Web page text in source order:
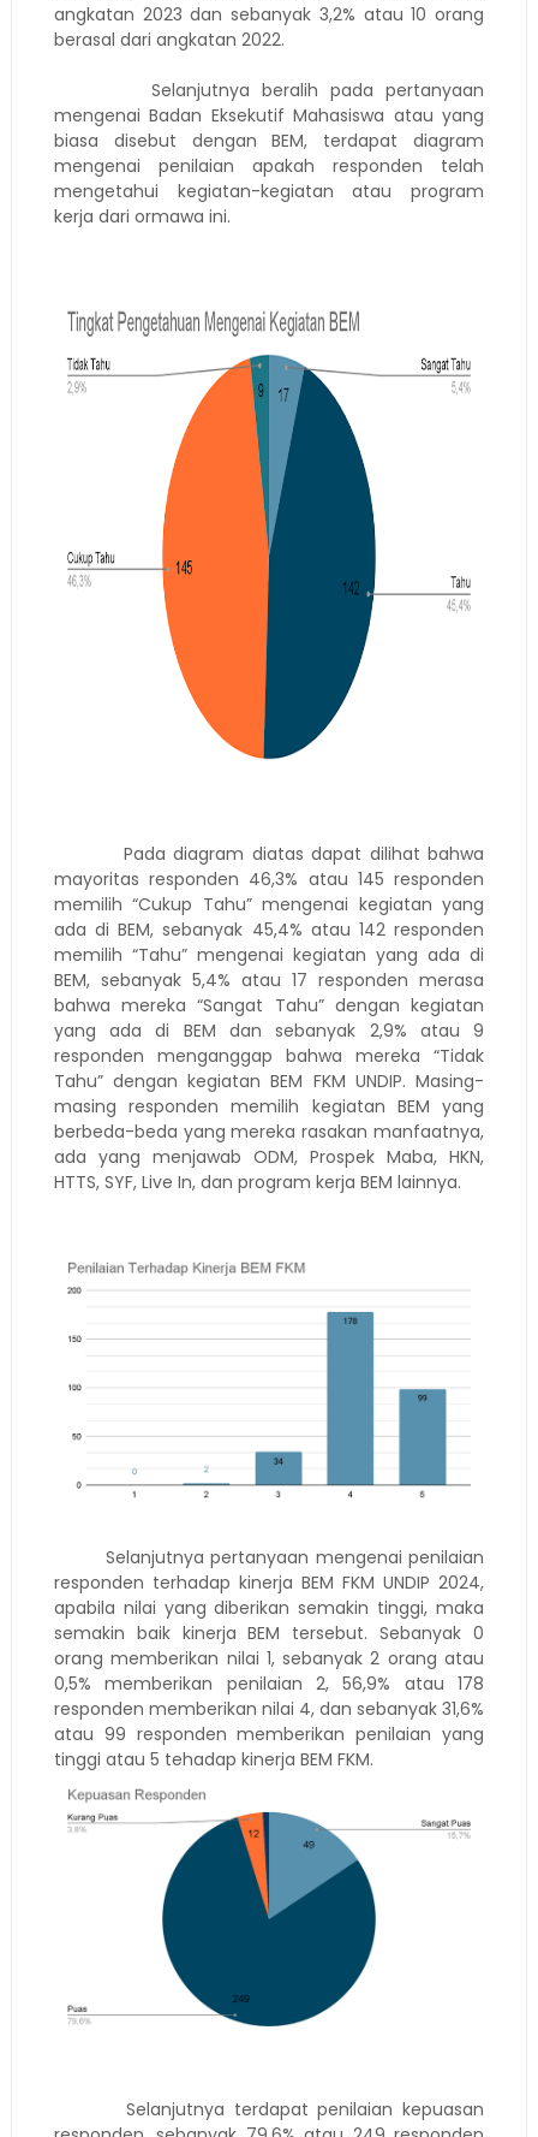
angkatan 2023 dan sebanyak 3,2% atau 10 orang
berasal dari angkatan 2022.
Selanjutnya beralih pada pertanyaan
mengenai Badan Eksekutif Mahasiswa atau yang
biasa disebut dengan BEM, terdapat diagram
mengenai penilaian apakah responden telah
mengetahui kegiatan-kegiatan atau program
kerja dari ormawa ini.
Pada diagram diatas dapat dilihat bahwa
mayoritas responden 46,3% atau 145 responden
memilih “Cukup Tahu” mengenai kegiatan yang
ada di BEM, sebanyak 45,4% atau 142 responden
memilih “Tahu” mengenai kegiatan yang ada di
BEM, sebanyak 5,4% atau 17 responden merasa
bahwa mereka “Sangat Tahu” dengan kegiatan
yang ada di BEM dan sebanyak 2,9% atau 9
responden menganggap bahwa mereka “Tidak
Tahu” dengan kegiatan BEM FKM UNDIP. Masing-
masing responden memilih kegiatan BEM yang
berbeda-beda yang mereka rasakan manfaatnya,
ada yang menjawab ODM, Prospek Maba, HKN,
HTTS, SYF, Live In, dan program kerja BEM lainnya.
Selanjutnya pertanyaan mengenai penilaian
responden terhadap kinerja BEM FKM UNDIP 2024,
apabila nilai yang diberikan semakin tinggi, maka
semakin baik kinerja BEM tersebut. Sebanyak 0
orang memberikan nilai 1, sebanyak 2 orang atau
0,5% memberikan penilaian 2, 56,9% atau 178
responden memberikan nilai 4, dan sebanyak 31,6%
atau 99 responden memberikan penilaian yang
tinggi atau 5 tehadap kinerja BEM FKM.
Selanjutnya terdapat penilaian kepuasan